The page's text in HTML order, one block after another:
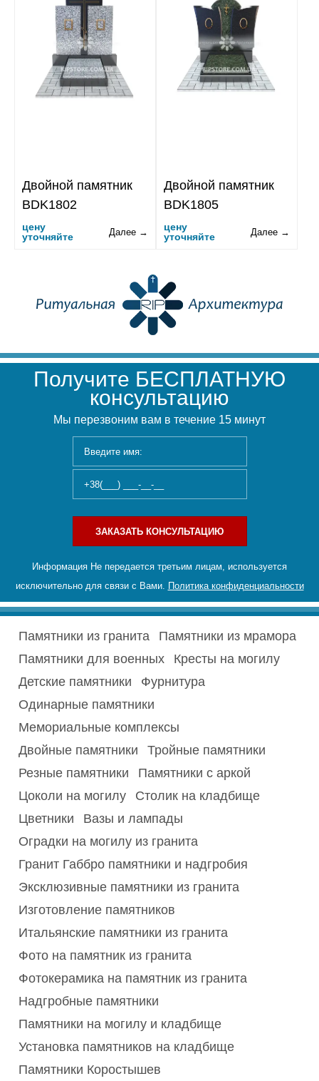
Двойной памятник
BDK1802
цену
уточняйте
Далее →
Двойной памятник
BDK1805
цену
уточняйте
Далее →
Получите БЕСПЛАТНУЮ
консультацию
Мы перезвоним вам в течение 15 минут
ЗАКАЗАТЬ КОНСУЛЬТАЦИЮ
Информация Не передается третьим лицам, используется
исключительно для связи с Вами. Политика конфиденциальности
Памятники из гранита
Памятники из мрамора
Памятники для военных
Кресты на могилу
Детские памятники
Фурнитура
Одинарные памятники
Мемориальные комплексы
Двойные памятники
Тройные памятники
Резные памятники
Памятники с аркой
Цоколи на могилу
Столик на кладбище
Цветники
Вазы и лампады
Оградки на могилу из гранита
Гранит Габбро памятники и надгробия
Эксклюзивные памятники из гранита
Изготовление памятников
Итальянские памятники из гранита
Фото на памятник из гранита
Фотокерамика на памятник из гранита
Надгробные памятники
Памятники на могилу и кладбище
Установка памятников на кладбище
Памятники Коростышев